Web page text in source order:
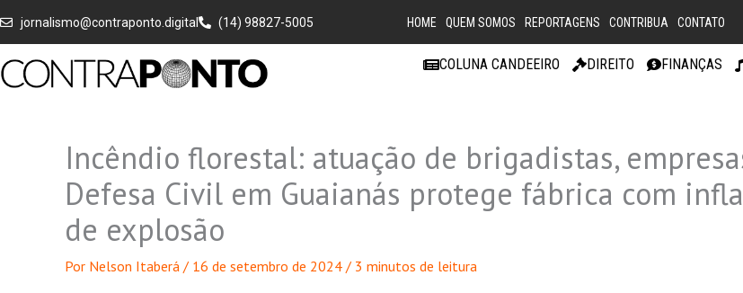
para
conteúdo
jornalismo@contraponto.digital (14) 98827-5005 HOME QUEM SOMOS REPORTAGENS CONTRIBUA CONTATO
COLUNA CANDEEIRO DIREITO FINANÇAS
Incêndio florestal: atuação de brigadistas,
Defesa Civil em Guaianás protege fábrica com
de explosão
Por Nelson Itaberá / 16 de setembro de 2024 / 3 minutos de leitura